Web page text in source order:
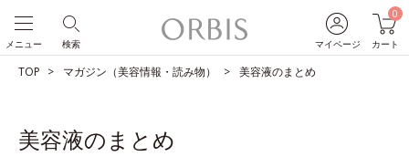
マイページ
0
カート
検索
メニュー
TOP マガジン（美容情報・読み物） 美容液のまとめ
美容液のまとめ